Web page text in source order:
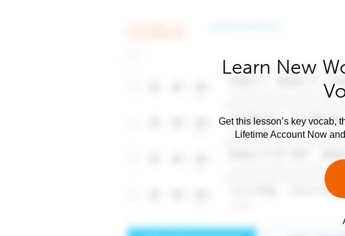
Learn New
Get this lesson’s key vocab,
Lifetime Account Now